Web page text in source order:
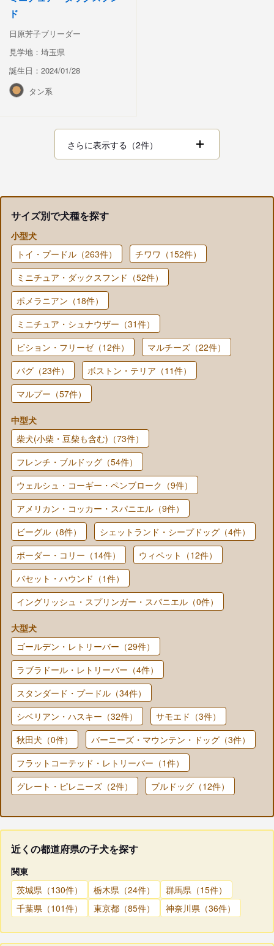
ド
日原芳子ブリーダー
見学地：埼玉県
誕生日：2024/01/28
タン系
さらに表示する（2件）
サイズ別で犬種を探す
小型犬
トイ・プードル（263件）
チワワ（152件）
ミニチュア・ダックスフンド（52件）
ポメラニアン（18件）
ミニチュア・シュナウザー（31件）
ビション・フリーゼ（12件）
マルチーズ（22件）
パグ（23件）
ボストン・テリア（11件）
マルプー（57件）
中型犬
柴犬(小柴・豆柴も含む)（73件）
フレンチ・ブルドッグ（54件）
ウェルシュ・コーギー・ペンブローク（9件）
アメリカン・コッカー・スパニエル（9件）
ビーグル（8件）
シェットランド・シープドッグ（4件）
ボーダー・コリー（14件）
ウィペット（12件）
バセット・ハウンド（1件）
イングリッシュ・スプリンガー・スパニエル（0件）
大型犬
ゴールデン・レトリーバー（29件）
ラブラドール・レトリーバー（4件）
スタンダード・プードル（34件）
シベリアン・ハスキー（32件）
サモエド（3件）
秋田犬（0件）
バーニーズ・マウンテン・ドッグ（3件）
フラットコーテッド・レトリーバー（1件）
グレート・ピレニーズ（2件）
ブルドッグ（12件）
近くの都道府県の子犬を探す
関東
茨城県（130件）
栃木県（24件）
群馬県（15件）
千葉県（101件）
東京都（85件） 神奈川県（36件）